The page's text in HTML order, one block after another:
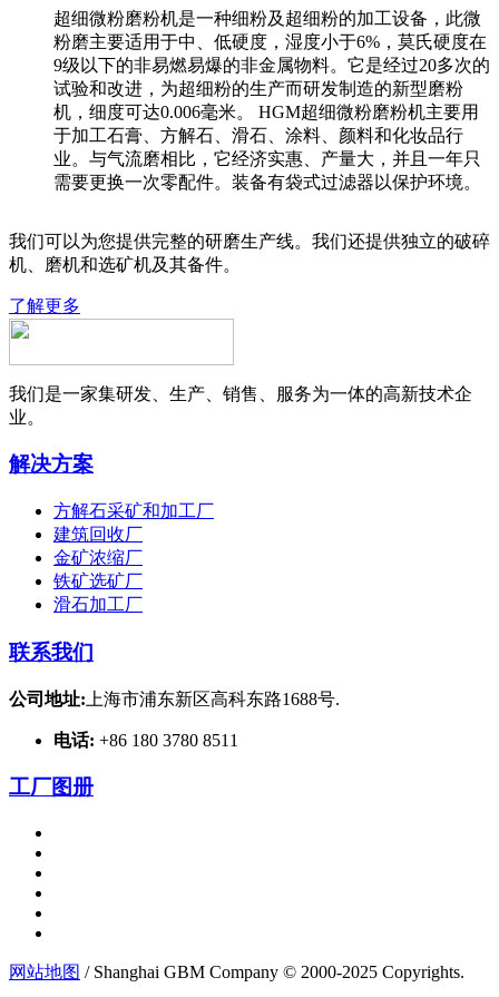
超细微粉磨粉机是一种细粉及超细粉的加工设备，此微
粉磨主要适用于中、低硬度，湿度小于6%，莫氏硬度在
9级以下的非易燃易爆的非金属物料。它是经过20多次的
试验和改进，为超细粉的生产而研发制造的新型磨粉
机，细度可达0.006毫米。 HGM超细微粉磨粉机主要用
于加工石膏、方解石、滑石、涂料、颜料和化妆品行
业。与气流磨相比，它经济实惠、产量大，并且一年只
需要更换一次零配件。装备有袋式过滤器以保护环境。
我们可以为您提供完整的研磨生产线。我们还提供独立的破碎
机、磨机和选矿机及其备件。
了解更多
我们是一家集研发、生产、销售、服务为一体的高新技术企
业。
解决方案
方解石采矿和加工厂
建筑回收厂
金矿浓缩厂
铁矿选矿厂
滑石加工厂
联系我们
公司地址: 上海市浦东新区高科东路1688号.
电话: +86 180 3780 8511
工厂图册
网站地图 / Shanghai GBM Company © 2000-2025 Copyrights.